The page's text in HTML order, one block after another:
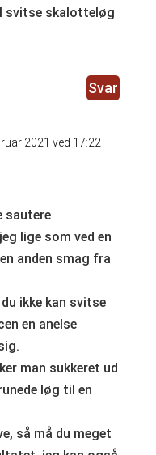
svitse skalotteløg
Svar
2021 ved 17:22
sautere
lige som ved en
anden smag fra
ikke kan svitse
en anelse
man sukkeret ud
løg til en
så må du meget